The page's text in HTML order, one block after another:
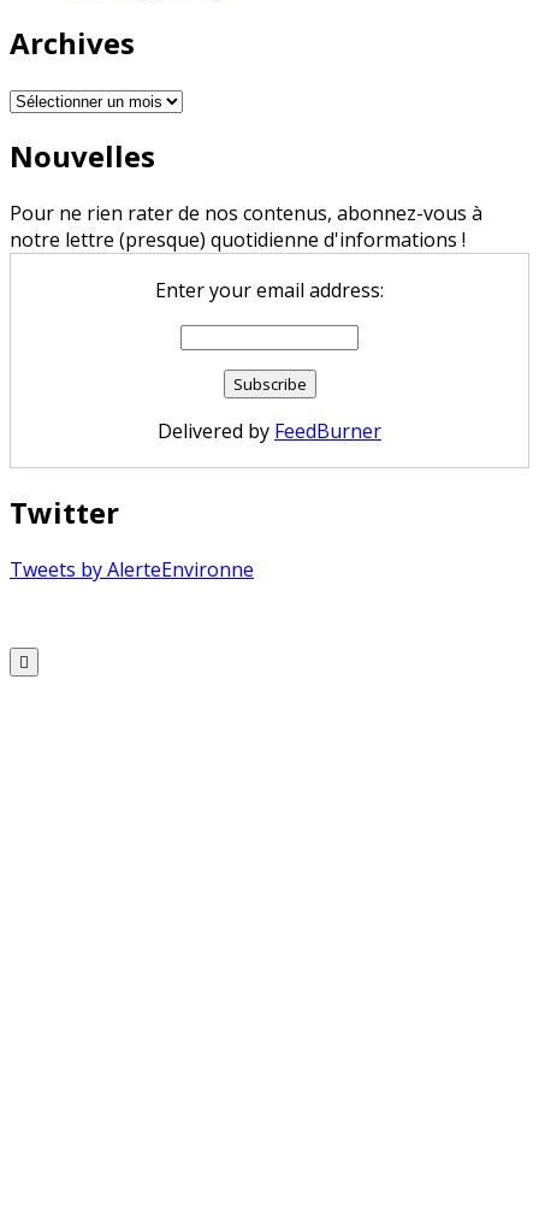
Archives
Archives
Nouvelles
Pour ne rien rater de nos contenus, abonnez-vous à
notre lettre (presque) quotidienne d'informations !
Enter your email address:
Delivered by FeedBurner
Twitter
Tweets by AlerteEnvironne
to